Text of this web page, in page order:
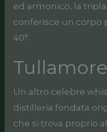
ed armonico, la
conferisce un corpo
40°.
Un altro celebre
distilleria fondata
che si trova proprio